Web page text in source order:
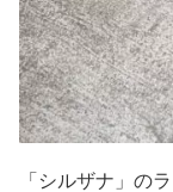
「シルザナ」の